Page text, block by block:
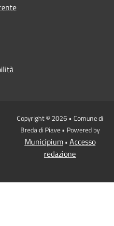
Copyright © 2026 • Comune di
Breda di Piave • Powered by
Municipium• Accesso
redazione